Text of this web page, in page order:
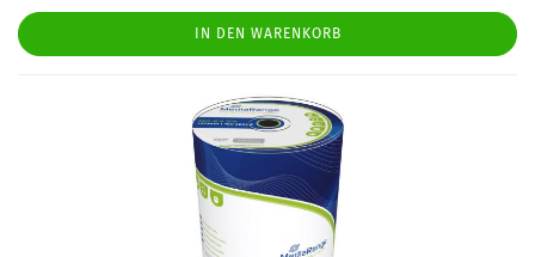
IN DEN WARENKORB